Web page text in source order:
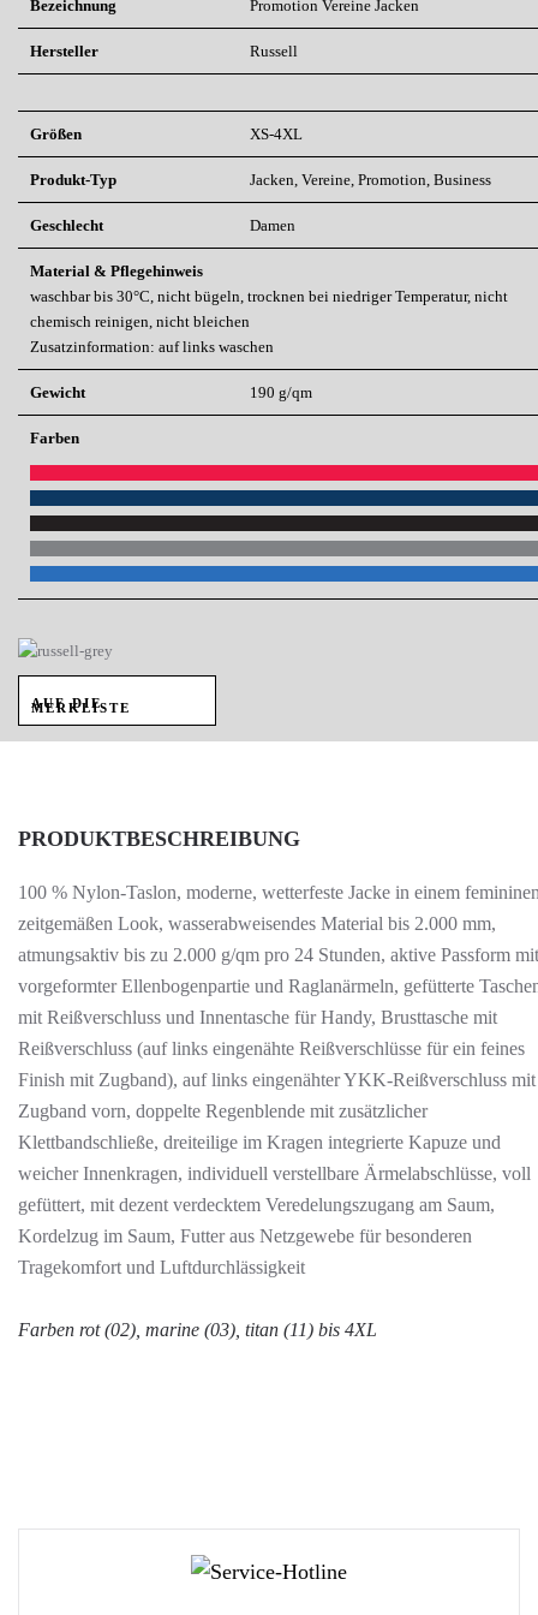
Bezeichnung Promotion Vereine Jacken
Hersteller Russell
Größen XS-4XL
Produkt-Typ Jacken, Vereine, Promotion, Business
Geschlecht Damen
Material & Pflegehinweis
waschbar bis 30°C, nicht bügeln, trocknen bei niedriger Temperatur, nicht
chemisch reinigen, nicht bleichen
Zusatzinformation: auf links waschen
Gewicht 190 g/qm
Farben
AUF DIE
MERKLISTE
PRODUKTBESCHREIBUNG
100 % Nylon-Taslon, moderne, wetterfeste Jacke in einem
zeitgemäßen Look, wasserabweisendes Material bis 2.000 mm,
atmungsaktiv bis zu 2.000 g/qm pro 24 Stunden, aktive Passform mit
vorgeformter Ellenbogenpartie und Raglanärmeln, gefütterte
mit Reißverschluss und Innentasche für Handy, Brusttasche mit
Reißverschluss (auf links eingenähte Reißverschlüsse für ein feines
Finish mit Zugband), auf links eingenähter YKK-Reißverschluss mit
Zugband vorn, doppelte Regenblende mit zusätzlicher
Klettbandschließe, dreiteilige im Kragen integrierte Kapuze und
weicher Innenkragen, individuell verstellbare Ärmelabschlüsse, voll
gefüttert, mit dezent verdecktem Veredelungszugang am Saum,
Kordelzug im Saum, Futter aus Netzgewebe für besonderen
Tragekomfort und Luftdurchlässigkeit
Farben rot (02), marine (03), titan (11) bis 4XL